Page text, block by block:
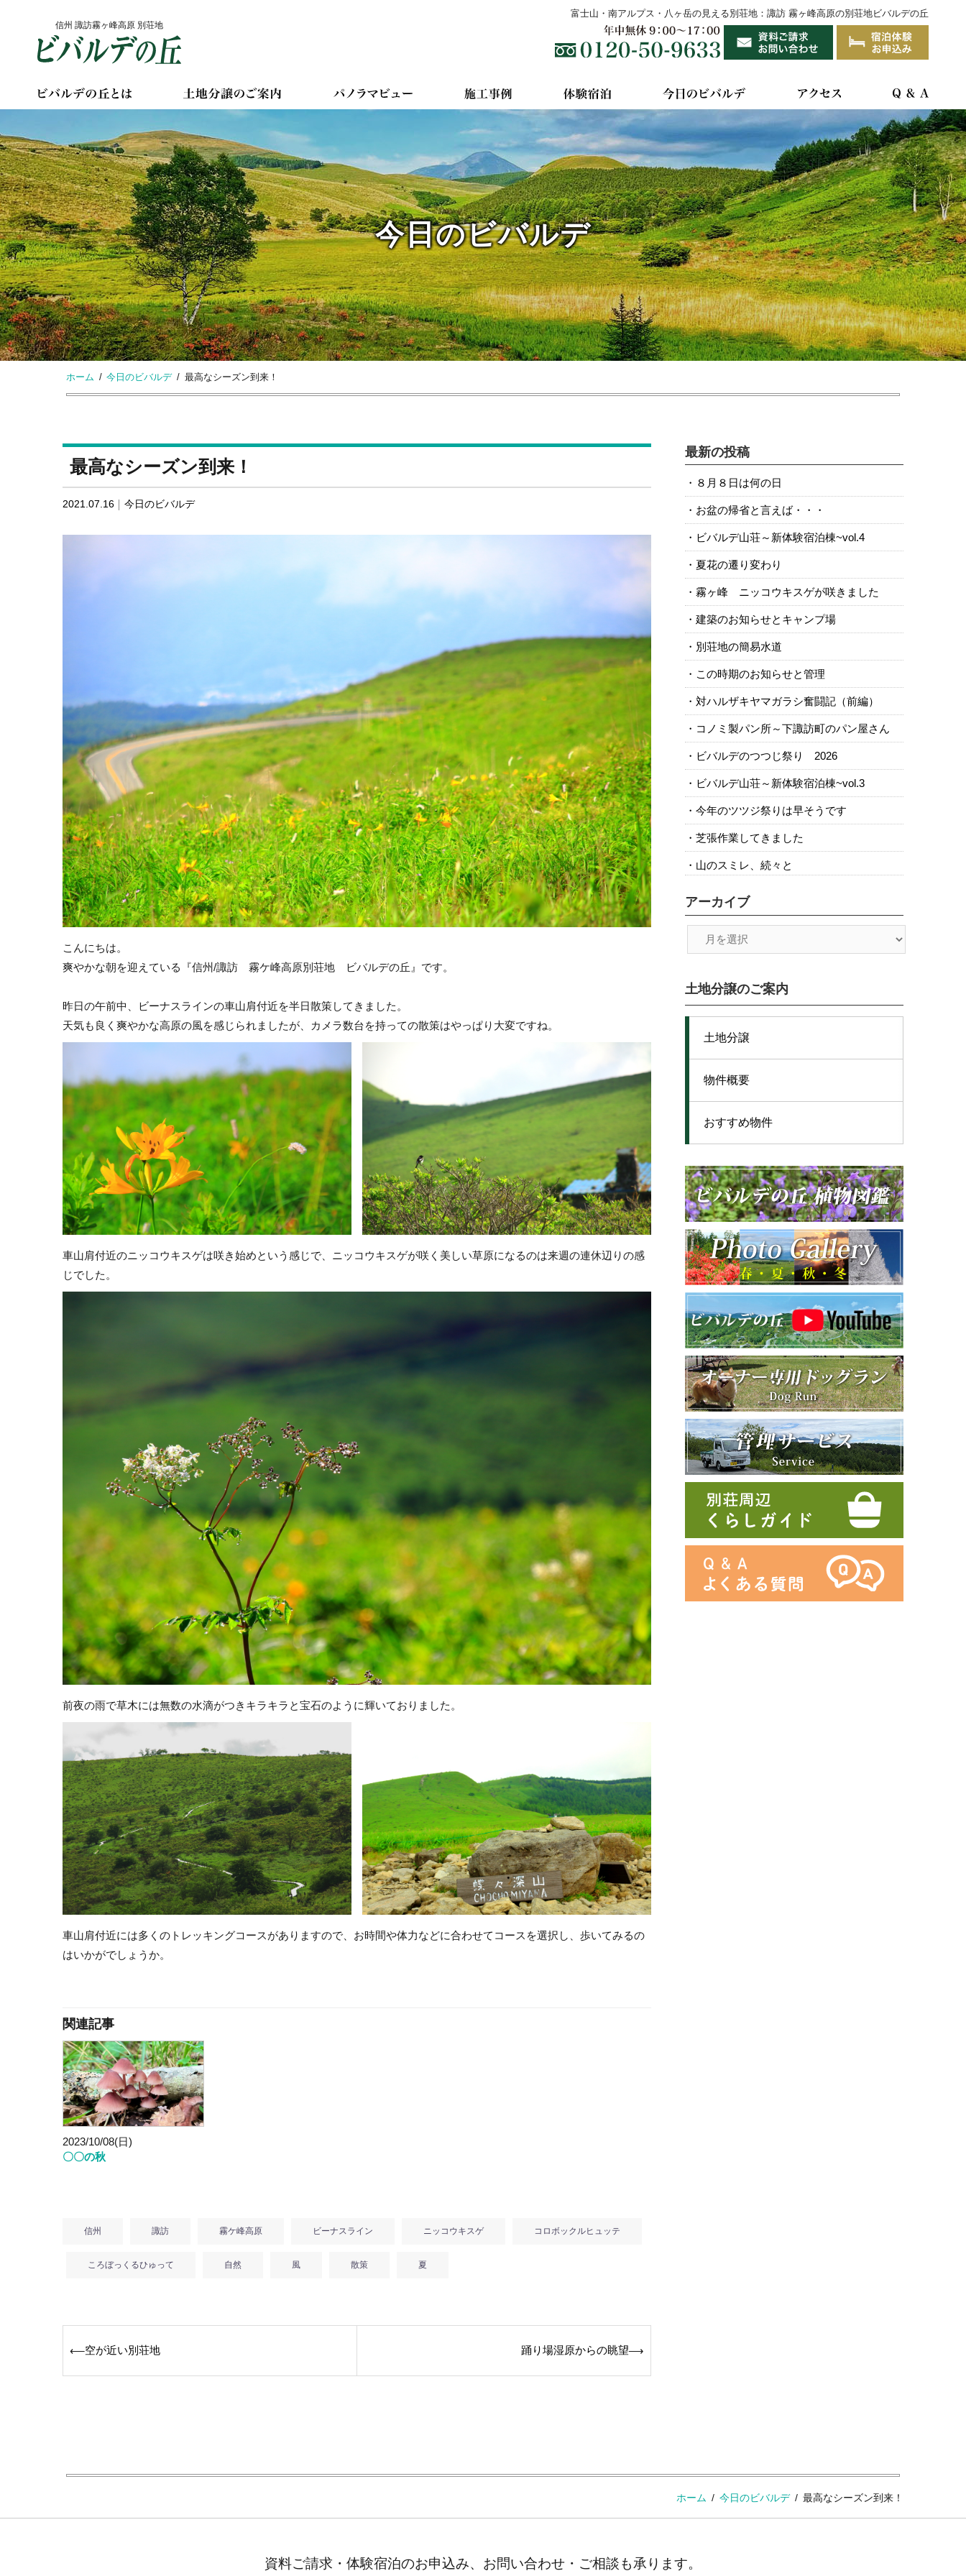
富士山・南アルプス・八ヶ岳の見える別荘地：諏訪 霧ヶ峰高原の別荘地ビバルデの丘
信州 諏訪霧ヶ峰高原 別荘地
今日のビバルデ
ホーム 今日のビバルデ 最高なシーズン到来！
最高なシーズン到来！
2021.07.16 今日のビバルデ
こんにちは。
爽やかな朝を迎えている『信州/諏訪 霧ケ峰高原別荘地 ビバルデの丘』です。
昨日の午前中、ビーナスラインの車山肩付近を半日散策してきました。
天気も良く爽やかな高原の風を感じられましたが、カメラ数台を持っての散策はやっぱり大変ですね。
車山肩付近のニッコウキスゲは咲き始めという感じで、ニッコウキスゲが咲く美しい草原になるのは来週の連休辺りの感
じでした。
前夜の雨で草木には無数の水滴がつきキラキラと宝石のように輝いておりました。
車山肩付近には多くのトレッキングコースがありますので、お時間や体力などに合わせてコースを選択し、歩いてみるの
はいかがでしょうか。
関連記事
2023/10/08(日)
〇〇の秋
信州 諏訪 霧ケ峰高原 ビーナスライン ニッコウキスゲ コロボックルヒュッテ
ころぼっくるひゅって 自然 風 散策 夏
Post
navigation
⟵空が近い別荘地 踊り場湿原からの眺望⟶
最新の投稿
８月８日は何の日
お盆の帰省と言えば・・・
ビバルデ山荘～新体験宿泊棟~vol.4
夏花の遷り変わり
霧ヶ峰 ニッコウキスゲが咲きました
建築のお知らせとキャンプ場
別荘地の簡易水道
この時期のお知らせと管理
対ハルザキヤマガラシ奮闘記（前編）
コノミ製パン所～下諏訪町のパン屋さん
ビバルデのつつじ祭り 2026
ビバルデ山荘～新体験宿泊棟~vol.3
今年のツツジ祭りは早そうです
芝張作業してきました
山のスミレ、続々と
アーカイブ
土地分譲のご案内
土地分譲
物件概要
おすすめ物件
ホーム 今日のビバルデ 最高なシーズン到来！
資料ご請求・体験宿泊のお申込み、お問い合わせ・ご相談も承ります。